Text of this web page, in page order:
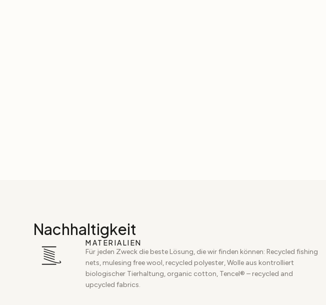
Nachhaltigkeit
MATERIALIEN
Für jeden Zweck die beste Lösung, die wir finden können: Recycled fishing
nets, mulesing free wool, recycled polyester, Wolle aus kontrolliert
biologischer Tierhaltung, organic cotton, Tencel® – recycled and
upcycled fabrics.